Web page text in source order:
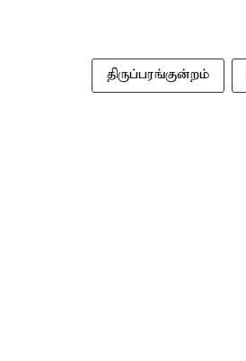
திருப்பரங்குன்றம்